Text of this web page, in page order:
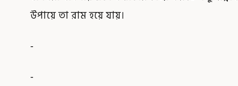
উপায়ে তা রাম হয়ে যায়।
-
-